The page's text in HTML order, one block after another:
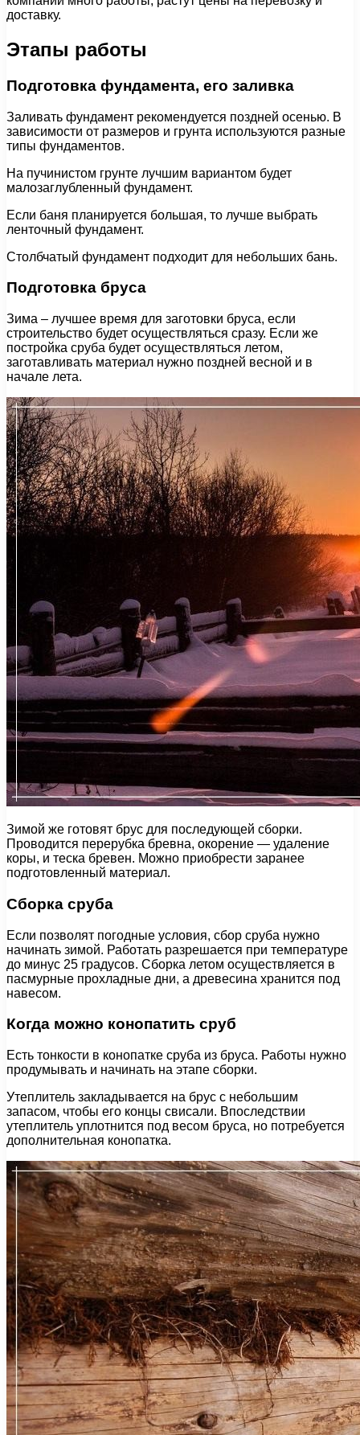
доставку.
Этапы работы
Подготовка фундамента, его заливка
Заливать фундамент рекомендуется поздней осенью. В
зависимости от размеров и грунта используются разные
типы фундаментов.
На пучинистом грунте лучшим вариантом будет
малозаглубленный фундамент.
Если баня планируется большая, то лучше выбрать
ленточный фундамент.
Столбчатый фундамент подходит для небольших бань.
Подготовка бруса
Зима – лучшее время для заготовки бруса, если
строительство будет осуществляться сразу. Если же
постройка сруба будет осуществляться летом,
заготавливать материал нужно поздней весной и в
начале лета.
Зимой же готовят брус для последующей сборки.
Проводится перерубка бревна, окорение — удаление
коры, и теска бревен. Можно приобрести заранее
подготовленный материал.
Сборка сруба
Если позволят погодные условия, сбор сруба нужно
начинать зимой. Работать разрешается при температуре
до минус 25 градусов. Сборка летом осуществляется в
пасмурные прохладные дни, а древесина хранится под
навесом.
Когда можно конопатить сруб
Есть тонкости в конопатке сруба из бруса. Работы нужно
продумывать и начинать на этапе сборки.
Утеплитель закладывается на брус с небольшим
запасом, чтобы его концы свисали. Впоследствии
утеплитель уплотнится под весом бруса, но потребуется
дополнительная конопатка.